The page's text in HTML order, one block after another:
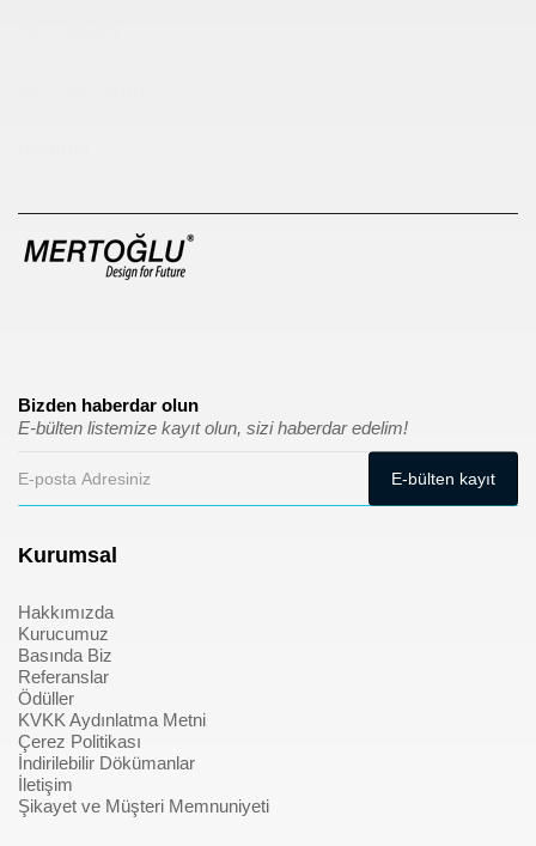
Bizden haberdar olun
E-bülten listemize kayıt olun, sizi haberdar edelim!
Kurumsal
Hakkımızda
Kurucumuz
Basında Biz
Referanslar
Ödüller
KVKK Aydınlatma Metni
Çerez Politikası
İndirilebilir Dökümanlar
İletişim
Şikayet ve Müşteri Memnuniyeti